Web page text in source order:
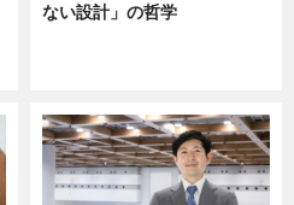
ない設計」の哲学